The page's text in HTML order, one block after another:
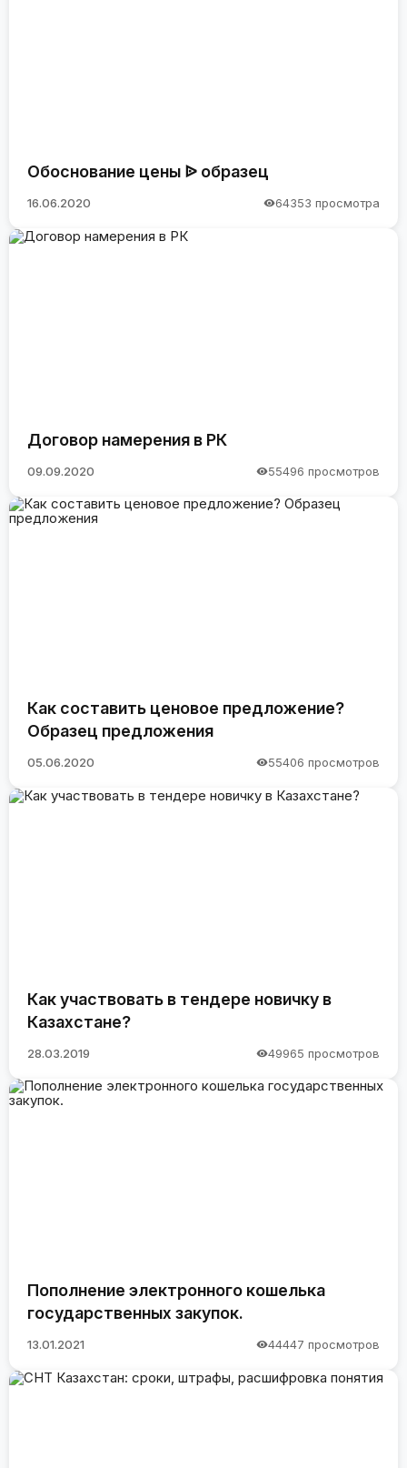
Обоснование цены ᐉ образец
16.06.2020 64353 просмотра
Договор намерения в РК
09.09.2020 55496 просмотров
Как составить ценовое предложение?
Образец предложения
05.06.2020 55406 просмотров
Как участвовать в тендере новичку в
Казахстане?
28.03.2019 49965 просмотров
Пополнение электронного кошелька
государственных закупок.
13.01.2021 44447 просмотров